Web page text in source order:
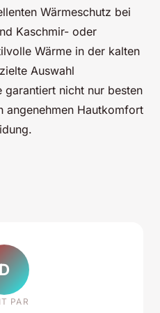
Wärmeschutz bei
Kaschmir- oder
Wärme in der kalten
Auswahl
nicht nur besten
angenehmen Hautkomfort
D
PAR